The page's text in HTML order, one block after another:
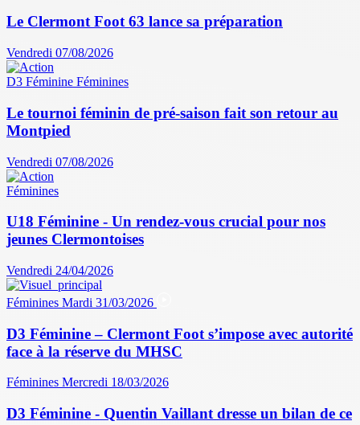
Le Clermont Foot 63 lance sa préparation
Vendredi 07/08/2026
D3 Féminine Féminines
Le tournoi féminin de pré-saison fait son retour au
Montpied
Vendredi 07/08/2026
Féminines
U18 Féminine - Un rendez-vous crucial pour nos
jeunes Clermontoises
Vendredi 24/04/2026
Féminines Mardi 31/03/2026
D3 Féminine – Clermont Foot s’impose avec autorité
face à la réserve du MHSC
Féminines Mercredi 18/03/2026
D3 Féminine - Quentin Vaillant dresse un bilan de ce